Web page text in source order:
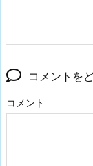
コメントを
コメント